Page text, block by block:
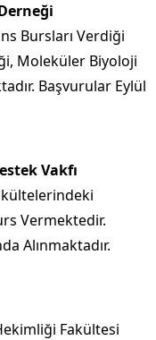
Bursları Verdiği
Moleküler Biyoloji
Başvurular Eylül
Vakfı
Vermektedir.
Alınmaktadır.
Fakültesi